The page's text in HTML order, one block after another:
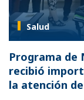
Salud
Programa de
recibió
la atención de